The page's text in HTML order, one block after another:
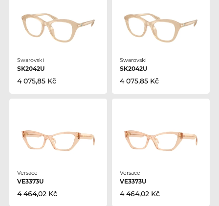
Swarovski
SK2042U
4 075,85 Kč
Swarovski
SK2042U
4 075,85 Kč
Versace
VE3373U
4 464,02 Kč
Versace
VE3373U
4 464,02 Kč